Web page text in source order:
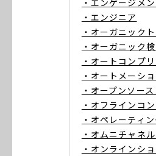
・エンゲージメ
・エンジニア
・オーガニック
・オーガニック
・オートコンプ
・オートメーシ
・オープンソース
・オフラインコ
・オペレーティ
・オムニチャネル
・オンラインシ